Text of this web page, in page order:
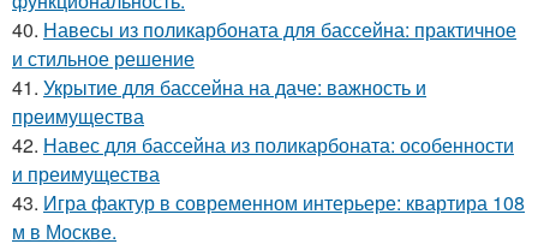
40. Навесы из поликарбоната для бассейна: практичное
и стильное решение
41. Укрытие для бассейна на даче: важность и
преимущества
42. Навес для бассейна из поликарбоната: особенности
и преимущества
43. Игра фактур в современном интерьере: квартира 108
м в Москве.